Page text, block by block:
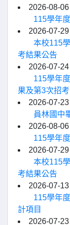
2026-08-06
115學年
2026-07-29
本校115
考結果公告
2026-07-24
115學年
果及第3次招
2026-07-23
員林國中
2026-08-06
115學年
2026-07-29
本校115
考結果公告
2026-07-13
115學年
計項目
2026-07-23